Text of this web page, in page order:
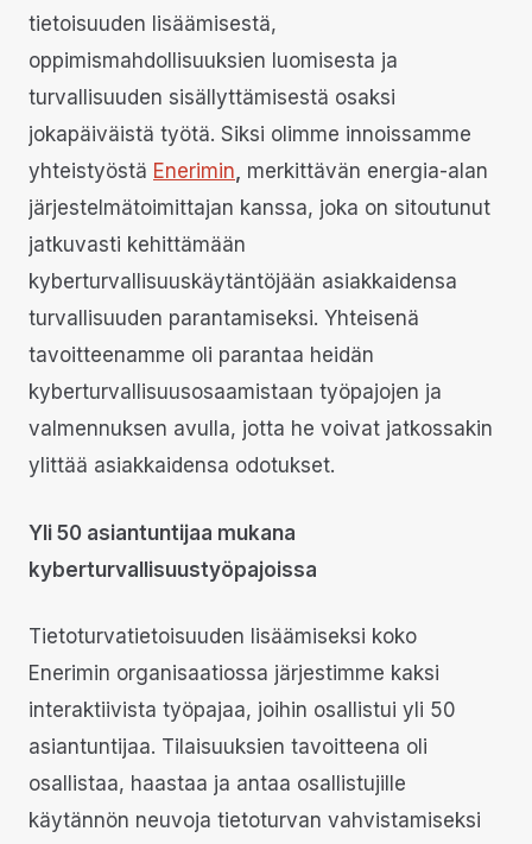
tietoisuuden lisäämisestä,
oppimismahdollisuuksien luomisesta ja
turvallisuuden sisällyttämisestä osaksi
jokapäiväistä työtä. Siksi olimme innoissamme
yhteistyöstä Enerimin, merkittävän energia-alan
järjestelmätoimittajan kanssa, joka on sitoutunut
jatkuvasti kehittämään
kyberturvallisuuskäytäntöjään asiakkaidensa
turvallisuuden parantamiseksi. Yhteisenä
tavoitteenamme oli parantaa heidän
kyberturvallisuusosaamistaan työpajojen ja
valmennuksen avulla, jotta he voivat jatkossakin
ylittää asiakkaidensa odotukset.
Yli 50 asiantuntijaa mukana
kyberturvallisuustyöpajoissa
Tietoturvatietoisuuden lisäämiseksi koko
Enerimin organisaatiossa järjestimme kaksi
interaktiivista työpajaa, joihin osallistui yli 50
asiantuntijaa. Tilaisuuksien tavoitteena oli
osallistaa, haastaa ja antaa osallistujille
käytännön neuvoja tietoturvan vahvistamiseksi